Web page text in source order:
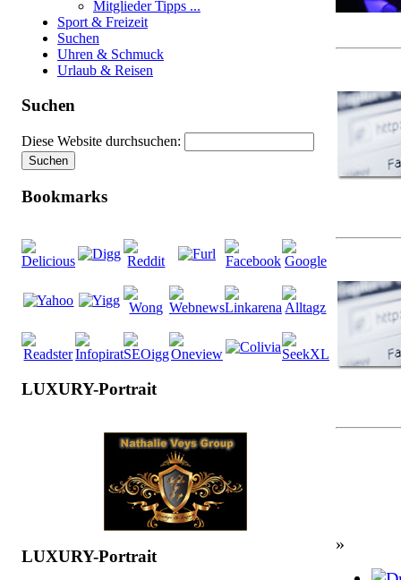
Mitglieder Tipps ...
Sport & Freizeit
Suchen
Uhren & Schmuck
Urlaub & Reisen
Suchen
Diese Website durchsuchen:
Bookmarks
LUXURY-Portrait
LUXURY-Portrait
»